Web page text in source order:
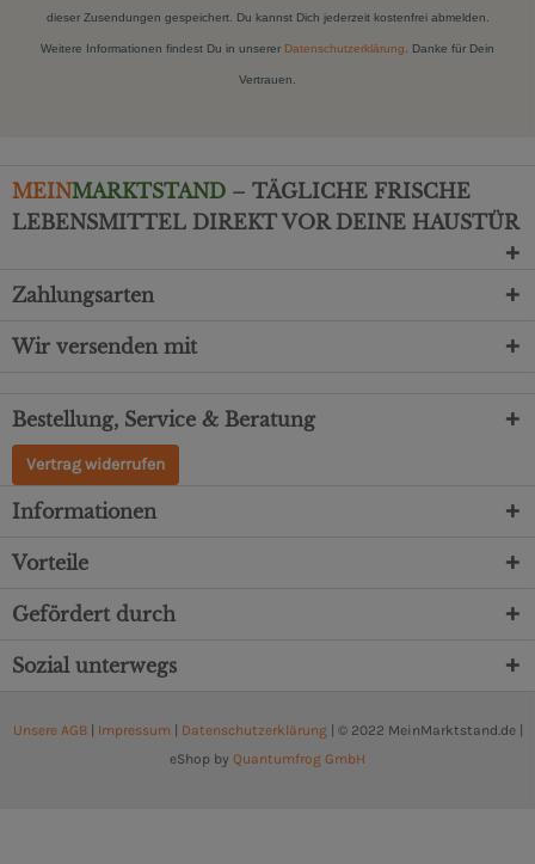
dieser Zusendungen gespeichert. Du kannst Dich jederzeit kostenfrei abmelden.
Weitere Informationen findest Du in unserer Datenschutzerklärung . Danke für Dein
Vertrauen.
MEINMARKTSTAND – TÄGLICHE FRISCHE
LEBENSMITTEL DIREKT VOR DEINE HAUSTÜR
Zahlungsarten
Wir versenden mit
Bestellung, Service & Beratung
Vertrag widerrufen
Informationen
Vorteile
Gefördert durch
Sozial unterwegs
Unsere AGB| Impressum | Datenschutzerklärung| © 2022 MeinMarktstand.de |
eShop by Quantumfrog GmbH